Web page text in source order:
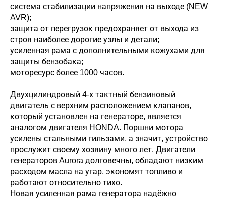
система стабилизации напряжения на выходе (NEW
AVR);
защита от перегрузок предохраняет от выхода из
строя наиболее дорогие узлы и детали;
усиленная рама с дополнительными кожухами для
защиты бензобака;
моторесурс более 1000 часов.
Двухцилиндровый 4-х тактный бензиновый
двигатель с верхним расположением клапанов,
который установлен на генераторе, является
аналогом двигателя HONDA. Поршни мотора
усилены стальными гильзами, а значит, устройство
прослужит своему хозяину много лет. Двигатели
генераторов Aurora долговечны, обладают низким
расходом масла на угар, экономят топливо и
работают относительно тихо.
Новая усиленная рама генератора надёжно